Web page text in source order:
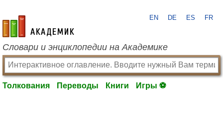
academic.ru
EN DE ES FR
Словари и энциклопедии на Академике
Толкования Переводы Книги Игры ⚽